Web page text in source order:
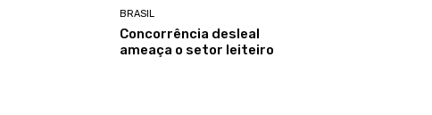
BRASIL
Concorrência desleal
ameaça o setor leiteiro